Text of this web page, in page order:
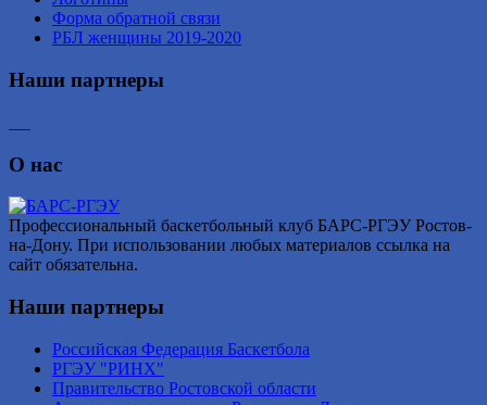
Форма обратной связи
РБЛ женщины 2019-2020
Наши партнеры
О нас
Профессиональный баскетбольный клуб БАРС-РГЭУ Ростов-
на-Дону. При использовании любых материалов ссылка на
сайт обязательна.
Наши партнеры
Российская Федерация Баскетбола
РГЭУ "РИНХ"
Правительство Ростовской области